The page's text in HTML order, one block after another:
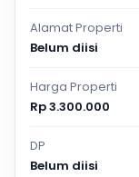
Alamat Properti
Belum diisi
Harga Properti
Rp 3.300.000
DP
Belum diisi